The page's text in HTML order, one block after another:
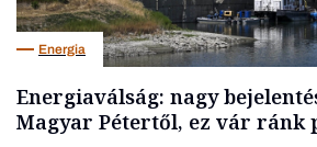
Energia
Energiaválság: nagy
Magyar Pétertől, ez vár ránk